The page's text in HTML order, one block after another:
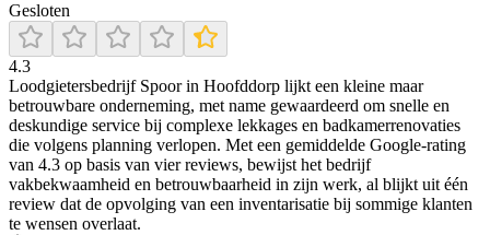
Gesloten
4.3
Loodgietersbedrijf Spoor in Hoofddorp lijkt een kleine maar
betrouwbare onderneming, met name gewaardeerd om snelle en
deskundige service bij complexe lekkages en badkamerrenovaties
die volgens planning verlopen. Met een gemiddelde Google-rating
van 4.3 op basis van vier reviews, bewijst het bedrijf
vakbekwaamheid en betrouwbaarheid in zijn werk, al blijkt uit één
review dat de opvolging van een inventarisatie bij sommige klanten
te wensen overlaat.